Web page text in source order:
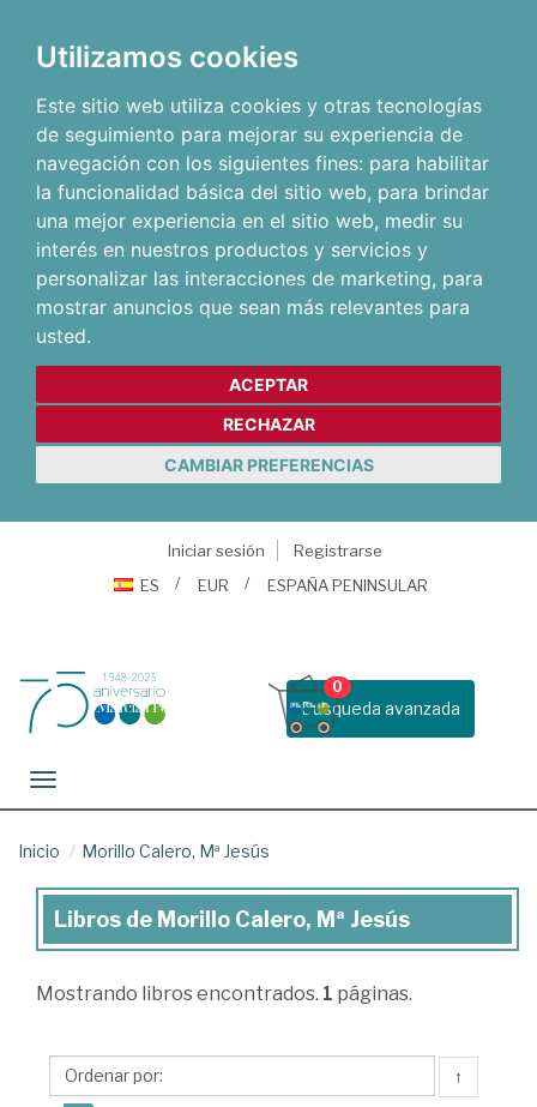
Utilizamos cookies
Este sitio web utiliza cookies y otras tecnologías
de seguimiento para mejorar su experiencia de
navegación con los siguientes fines: para habilitar
la funcionalidad básica del sitio web, para brindar
una mejor experiencia en el sitio web, medir su
interés en nuestros productos y servicios y
personalizar las interacciones de marketing, para
mostrar anuncios que sean más relevantes para
usted.
ACEPTAR
RECHAZAR
CAMBIAR PREFERENCIAS
Iniciar sesión
Registrarse
ES
EUR ESPAÑA PENINSULAR
Busqueda avanzada
0
Toggle navigation
Inicio Morillo Calero, Mª Jesús
Libros
Morillo
Mª
Libros de Morillo Calero, Mª Jesús
Mostrando libros encontrados. 1 páginas.
↑